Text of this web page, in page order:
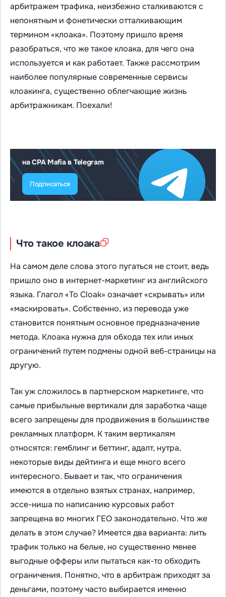
арбитражем трафика, неизбежно сталкиваются с
непонятным и фонетически отталкивающим
термином «клоака». Поэтому пришло время
разобраться, что же такое клоака, для чего она
используется и как работает. Также рассмотрим
наиболее популярные современные сервисы
клоакинга, существенно облегчающие жизнь
арбитражникам. Поехали!
на CPA Mafia в Telegram
Подписаться
Что такое клоака
На самом деле слова этого пугаться не стоит, ведь
пришло оно в интернет-маркетинг из английского
языка. Глагол «To Cloak» означает «скрывать» или
«маскировать». Собственно, из перевода уже
становится понятным основное предназначение
метода. Клоака нужна для обхода тех или иных
ограничений путем подмены одной веб-страницы на
другую.
Так уж сложилось в партнерском маркетинге, что
самые прибыльные вертикали для заработка чаще
всего запрещены для продвижения в большинстве
рекламных платформ. К таким вертикалям
относятся: гемблинг и беттинг, адалт, нутра,
некоторые виды дейтинга и еще много всего
интересного. Бывает и так, что ограничения
имеются в отдельно взятых странах, например,
эссе-ниша по написанию курсовых работ
запрещена во многих ГЕО законодательно. Что же
делать в этом случае? Имеется два варианта: лить
трафик только на белые, но существенно менее
выгодные офферы или пытаться как-то обходить
ограничения. Понятно, что в арбитраж приходят за
деньгами, поэтому часто выбирается именно